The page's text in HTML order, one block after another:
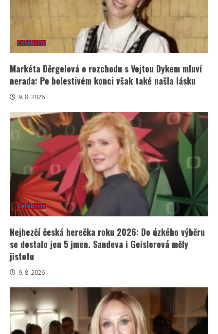
Celebrity
Markéta Děrgelová o rozchodu s Vojtou Dykem mluví
nerada: Po bolestivém konci však také našla lásku
9. 8. 2026
Celebrity
Nejhezčí česká herečka roku 2026: Do úzkého výběru
se dostalo jen 5 jmen. Sandeva i Geislerová měly
jistotu
9. 8. 2026